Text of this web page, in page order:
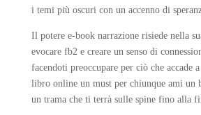
i temi più oscuri con un accenno di
Il potere e-book narrazione risiede nella
evocare fb2 e creare un senso di
facendoti preoccupare per ciò che accade
libro online un must per chiunque ami un
un trama che ti terrà sulle spine fino alla